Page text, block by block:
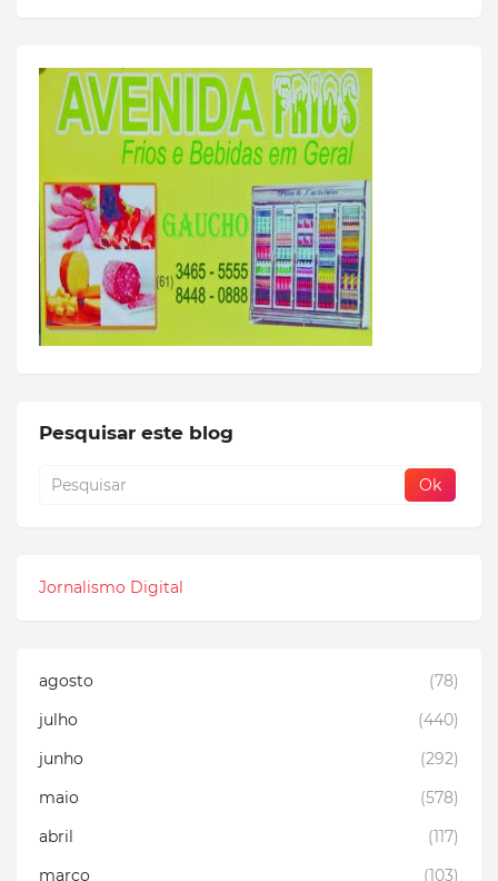
Pesquisar este blog
Jornalismo Digital
agosto
(78)
julho
(440)
junho
(292)
maio
(578)
abril
(117)
março
(103)